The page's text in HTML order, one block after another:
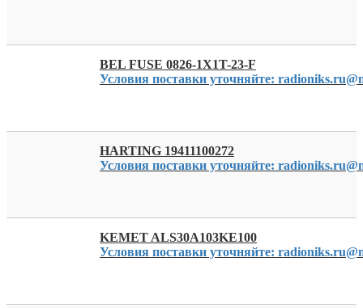
BEL FUSE 0826-1X1T-23-F
Условия поставки уточняйте:
HARTING 19411100272
Условия поставки уточняйте:
KEMET ALS30A103KE100
Условия поставки уточняйте: